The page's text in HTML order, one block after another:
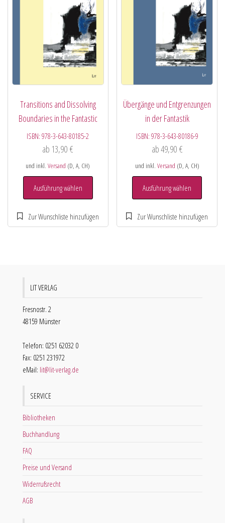
Transitions and Dissolving
Boundaries in the Fantastic
ISBN:978-3-643-80185-2
ab 13,90€
und inkl.Versand (D, A, CH)
Ausführung wählen
Übergänge und Entgrenzungen
in der Fantastik
ISBN: 978-3-643-80186-9
ab49,90 €
und inkl. Versand (D, A, CH)
Ausführung wählen
LIT VERLAG
Fresnostr. 2
48159 Münster
Telefon: 0251 62032 0
Fax: 0251 231972
eMail: lit@lit-verlag.de
SERVICE
Bibliotheken
Buchhandlung
FAQ
Preise und Versand
Widerrufsrecht
AGB